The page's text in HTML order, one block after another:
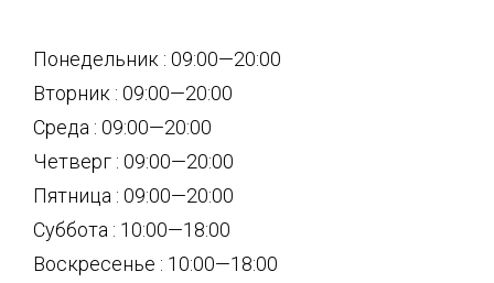
Понедельник : 09:00—20:00
Вторник : 09:00—20:00
Среда : 09:00—20:00
Четверг : 09:00—20:00
Пятница : 09:00—20:00
Суббота : 10:00—18:00
Воскресенье : 10:00—18:00